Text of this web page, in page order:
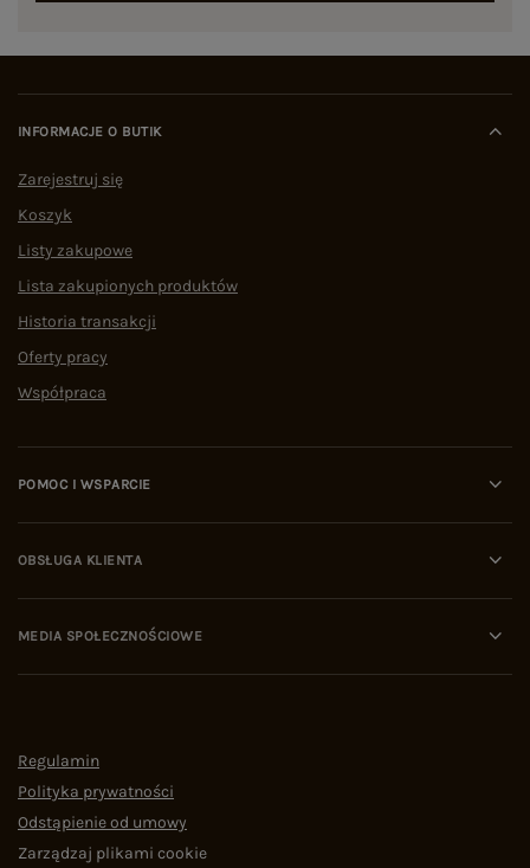
INFORMACJE O BUTIK
Zarejestruj się
Koszyk
Listy zakupowe
Lista zakupionych produktów
Historia transakcji
Oferty pracy
Współpraca
POMOC I WSPARCIE
OBSŁUGA KLIENTA
MEDIA SPOŁECZNOŚCIOWE
Regulamin
Polityka prywatności
Odstąpienie od umowy
Zarządzaj plikami cookie